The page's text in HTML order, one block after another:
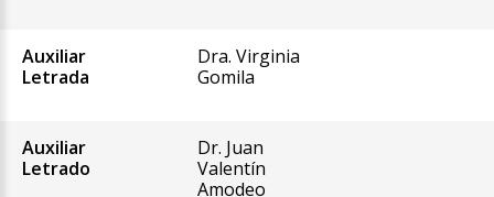
Auxiliar
Letrada
Dra. Virginia
Gomila
Auxiliar
Letrado
Dr. Juan
Valentín
Amodeo